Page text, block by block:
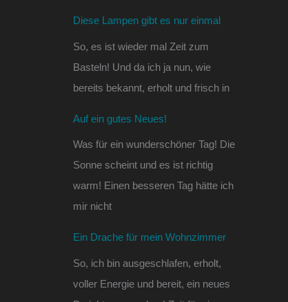
Diese Lampen gibt es nur einmal
So, es ist wieder mal Zeit zum
Basteln! Und da ich ja nun, wie
bereits bekannt, erholt und frisch in
Auf ein gutes Neues!
Was für ein wunderschöner Tag! Die
Sonne scheint und es ist richtig
warm! Einen besseren Tag hätte ich
mir nicht
Ein Drache für mein Wohnzimmer
So, ich bin ausgeschlafen, erholt,
voller Energie und bereit, ein neues